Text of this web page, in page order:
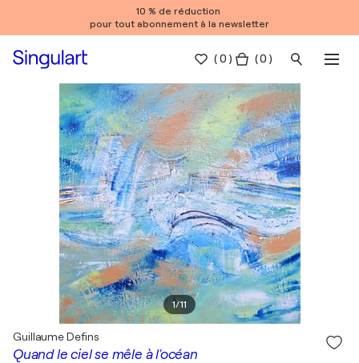
10 % de réduction
pour tout abonnement à la newsletter
(0 ) ( 0 )
1/11
Quand le ciel se mêle à l'océan
Guillaume Defins